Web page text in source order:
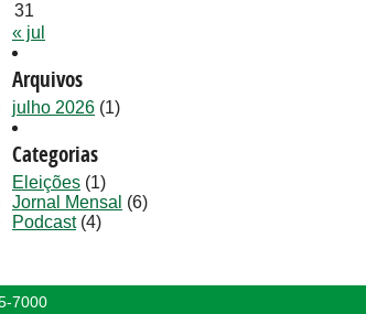
31
« jul
Arquivos
julho 2026 (1)
Categorias
Eleições (1)
Jornal Mensal (6)
Podcast(4)
7000